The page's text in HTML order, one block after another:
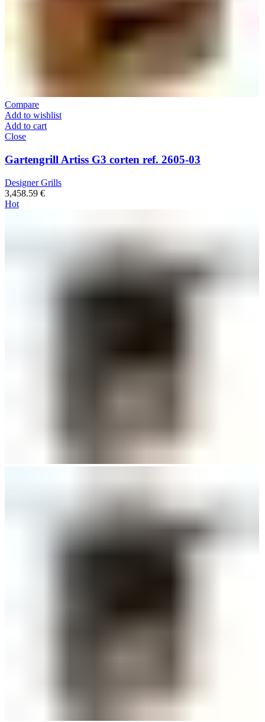
Compare
Add to wishlist
Add to cart
Close
Gartengrill Artiss G3 corten ref. 2605-03
Designer Grills
3,458.59 €
Hot